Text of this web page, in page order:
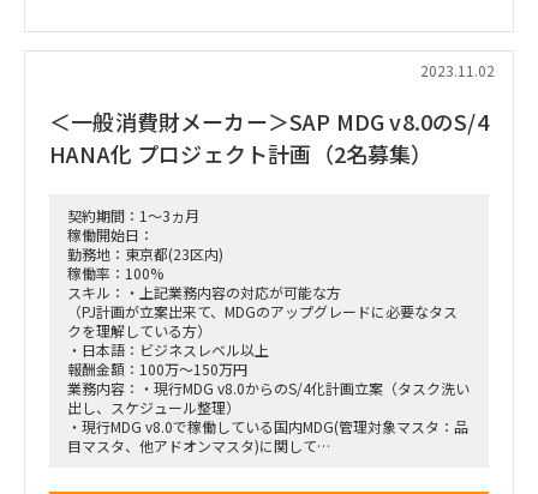
りますが、こちらは状況次第となると思います）
【働き方】
基本リモートです
メンバーと会話していただいたりするケースがあります
2023.11.02
＜一般消費財メーカー＞SAP MDG v8.0のS/4
HANA化 プロジェクト計画（2名募集）
契約期間：1～3ヵ月
稼働開始日：
勤務地：東京都(23区内)
稼働率：100%
スキル：・上記業務内容の対応が可能な方
（PJ計画が立案出来て、MDGのアップグレードに必要なタス
クを理解している方）
・日本語：ビジネスレベル以上
報酬金額：100万～150万円
業務内容：・現行MDG v8.0からのS/4化計画立案（タスク洗い
出し、スケジュール整理）
・現行MDG v8.0で稼働している国内MDG(管理対象マスタ：品
目マスタ、他アドオンマスタ)に関して